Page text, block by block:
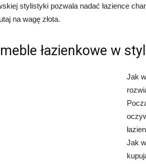
stylistyki pozwala nadać łazience
na wagę złota.
łazienkowe w
Jak
Jak